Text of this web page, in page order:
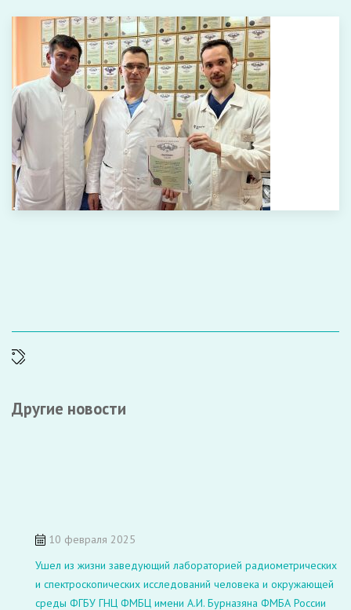
Другие новости
10 февраля 2025
Ушел из жизни заведующий лабораторией радиометрических
и спектроскопических исследований человека и окружающей
среды ФГБУ ГНЦ ФМБЦ имени А.И. Бурназяна ФМБА России